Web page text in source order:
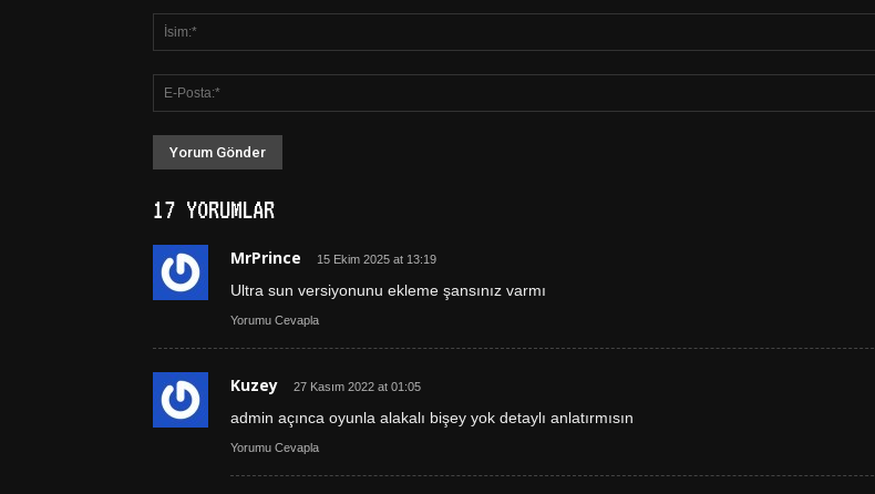
17 YORUMLAR
MrPrince 15 Ekim 2025 at 13:19
Ultra sun versiyonunu ekleme şansınız varmı
Yorumu Cevapla
Kuzey 27 Kasım 2022 at 01:05
admin açınca oyunla alakalı bişey yok detaylı anlatırmısın
Yorumu Cevapla